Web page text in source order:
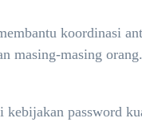
koordinasi
masing-masing
password